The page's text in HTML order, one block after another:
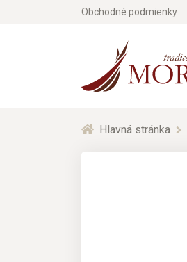
Obchodné podmienky
Hlavná stránka